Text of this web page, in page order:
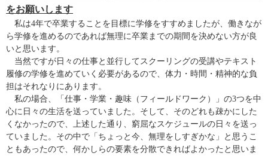
をお願いします
私は4年で卒業することを目標に学修をすすめましたが、働きなが
ら学修を進めるのであれば無理に卒業までの期間を決めない方が良
いと思います。
当然ですが日々の仕事と並行してスクーリングの受講やテキスト
履修の学修を進めていく必要があるので、体力・時間・精神的な負
担はそれなりにあります。
私の場合、「仕事・学業・趣味（フィールドワーク）」の3つを中
心に日々の生活を送っていました。そして、そのどれも疎かにした
くなかったので、上述した通り、窮屈なスケジュールの日々を送っ
ていました。その中で「ちょっと今、無理をしすぎかな」と思うこ
ともあったので、何かしらの要素を分散できればよかったと思いま